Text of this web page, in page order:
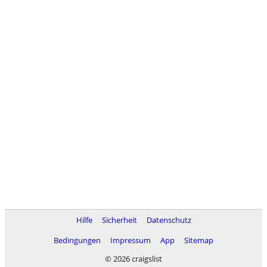
Hilfe Sicherheit
Datenschutz
Bedingungen
Impressum App
Sitemap
© 2026 craigslist